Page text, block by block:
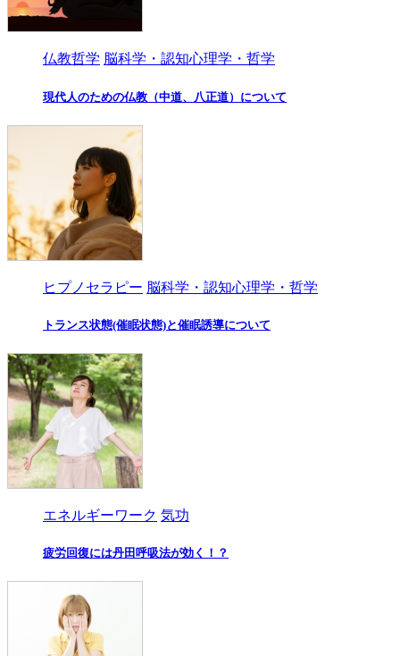
仏教哲学 脳科学・認知心理学・哲学
現代人のための仏教（中道、八正道）について
ヒプノセラピー 脳科学・認知心理学・哲学
トランス状態(催眠状態)と催眠誘導について
エネルギーワーク 気功
疲労回復には丹田呼吸法が効く！？